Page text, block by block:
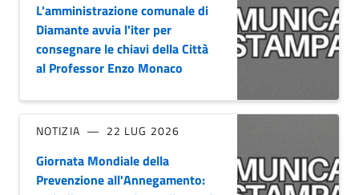
L'amministrazione comunale di
Diamante avvia l'iter per
consegnare le chiavi della Città
al Professor Enzo Monaco
NOTIZIA 22 LUG 2026
Giornata Mondiale della
Prevenzione all'Annegamento: